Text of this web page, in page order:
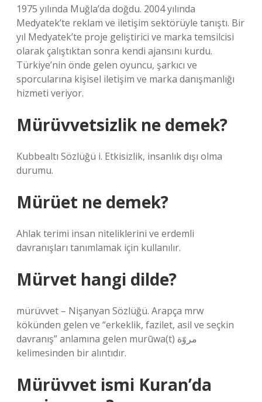
1975 yılında Muğla’da doğdu. 2004 yılında
Medyatek’te reklam ve iletişim sektörüyle tanıştı. Bir
yıl Medyatek’te proje geliştirici ve marka temsilcisi
olarak çalıştıktan sonra kendi ajansını kurdu.
Türkiye’nin önde gelen oyuncu, şarkıcı ve
sporcularına kişisel iletişim ve marka danışmanlığı
hizmeti veriyor.
Mürüvvetsizlik ne demek?
Kubbealtı Sözlüğü i. Etkisizlik, insanlık dışı olma
durumu.
Mürüet ne demek?
Ahlak terimi insan niteliklerini ve erdemli
davranışları tanımlamak için kullanılır.
Mürvet hangi dilde?
mürüvvet – Nişanyan Sözlüğü. Arapça mrw
kökünden gelen ve “erkeklik, fazilet, asil ve seçkin
davranış” anlamına gelen murūwa(t) مروّة
kelimesinden bir alıntıdır.
Mürüvvet ismi Kuran’da